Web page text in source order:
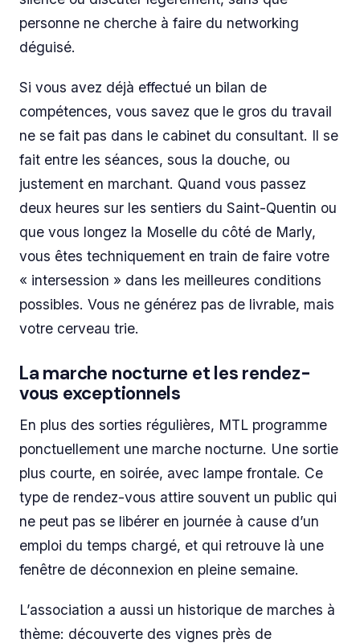
personne ne cherche à faire du networking
déguisé.
Si vous avez déjà effectué un bilan de
compétences, vous savez que le gros du travail
ne se fait pas dans le cabinet du consultant. Il se
fait entre les séances, sous la douche, ou
justement en marchant. Quand vous passez
deux heures sur les sentiers du Saint-Quentin ou
que vous longez la Moselle du côté de Marly,
vous êtes techniquement en train de faire votre
« intersession » dans les meilleures conditions
possibles. Vous ne générez pas de livrable, mais
votre cerveau trie.
La marche nocturne et les rendez-
vous exceptionnels
En plus des sorties régulières, MTL programme
ponctuellement une marche nocturne. Une sortie
plus courte, en soirée, avec lampe frontale. Ce
type de rendez-vous attire souvent un public qui
ne peut pas se libérer en journée à cause d’un
emploi du temps chargé, et qui retrouve là une
fenêtre de déconnexion en pleine semaine.
L’association a aussi un historique de marches à
thème: découverte des vignes près de